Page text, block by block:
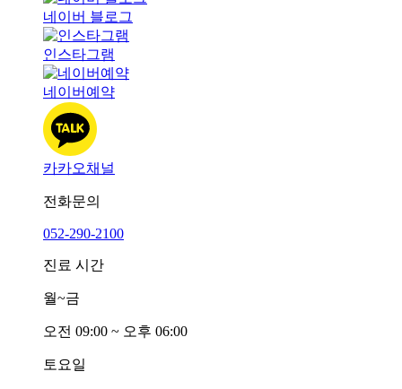
네이버 블로그
인스타그램
네이버예약
카카오채널
전화문의
052-290-2100
진료 시간
월~금
오전 09:00 ~ 오후 06:00
토요일